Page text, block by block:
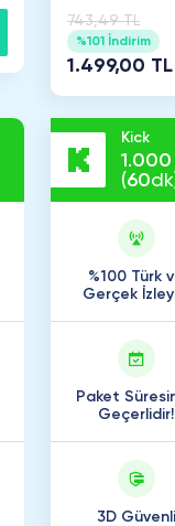
743,49 TL
%101 İndirim
1.499,00 TL
Kick
1 .000
(60
%100 Türk
Gerçek
Paket
Geçerlidir!
3D Güvenli